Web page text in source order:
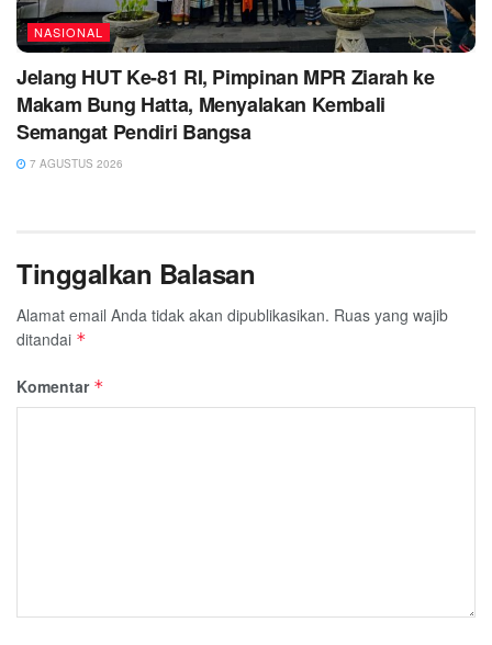
NASIONAL
Jelang HUT Ke-81 RI, Pimpinan MPR Ziarah ke
Makam Bung Hatta, Menyalakan Kembali
Semangat Pendiri Bangsa
7 AGUSTUS 2026
Tinggalkan Balasan
Alamat email Anda tidak akan dipublikasikan. Ruas yang wajib
ditandai *
Komentar *